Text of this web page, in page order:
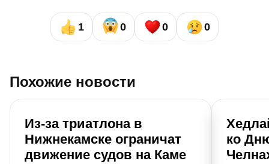
1 0 0 0
Похожие новости
Из-за триатлона в
Нижнекамске ограничат
движение судов на Каме
ко